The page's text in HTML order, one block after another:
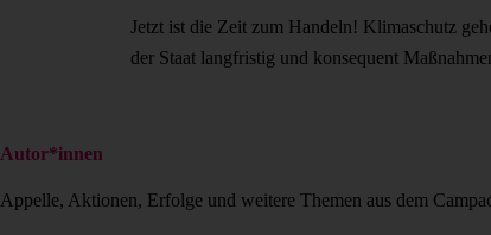
Jetzt ist die Zeit zum Handeln! Klimaschutz
der Staat langfristig und konsequent
Autor*innen
Appelle, Aktionen, Erfolge und weitere Themen aus dem